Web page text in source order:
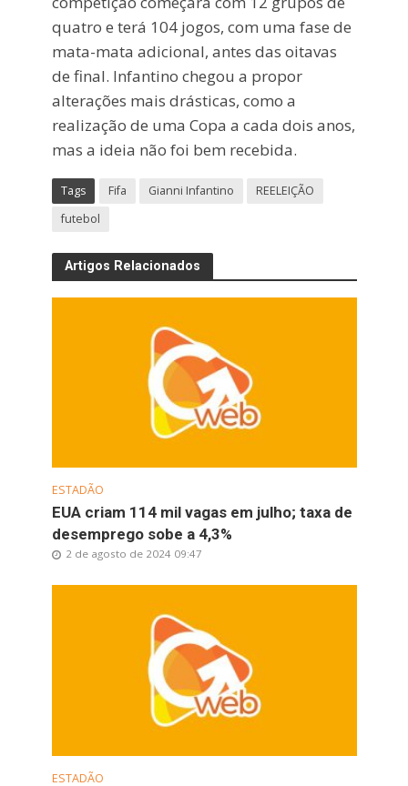
quatro e terá 104 jogos, com uma fase de
mata-mata adicional, antes das oitavas
de final. Infantino chegou a propor
alterações mais drásticas, como a
realização de uma Copa a cada dois anos,
mas a ideia não foi bem recebida.
Tags Fifa Gianni Infantino
REELEIÇÃO
futebol
Artigos Relacionados
ESTADÃO
EUA criam 114 mil vagas em julho; taxa de
desemprego sobe a 4,3%
2 de agosto de 2024 09:47
ESTADÃO